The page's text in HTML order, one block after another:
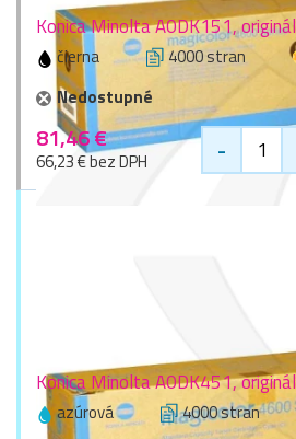
Konica Minolta A0DK151,
čierna 4000 stran
Nedostupné
81,46 €
66,23 € bez DPH -
Konica Minolta A0DK451,
azúrová 4000 stran